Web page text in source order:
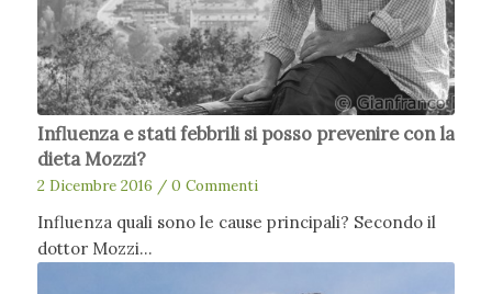
Influenza e stati febbrili si posso prevenire con la
dieta Mozzi?
2 Dicembre 2016 / 0 Commenti
Influenza quali sono le cause principali? Secondo il
dottor Mozzi…